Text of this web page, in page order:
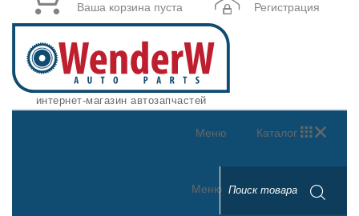
Ваша корзина пуста Регистрация
интернет-магазин автозапчастей
Каталог
Меню
Меню